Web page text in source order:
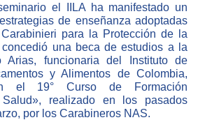
el IILA ha manifestado un
de enseñanza adoptadas
para la Protección de la
una beca de estudios a la
Arias, funcionaria del Instituto de
y Alimentos de Colombia,
el 19° Curso de Formación
realizado en los pasados
por los Carabineros NAS.